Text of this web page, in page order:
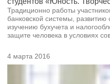
Традиционно работы
банковской системы,
изучению бухучета и
защите человека в условиях
4 марта 2016